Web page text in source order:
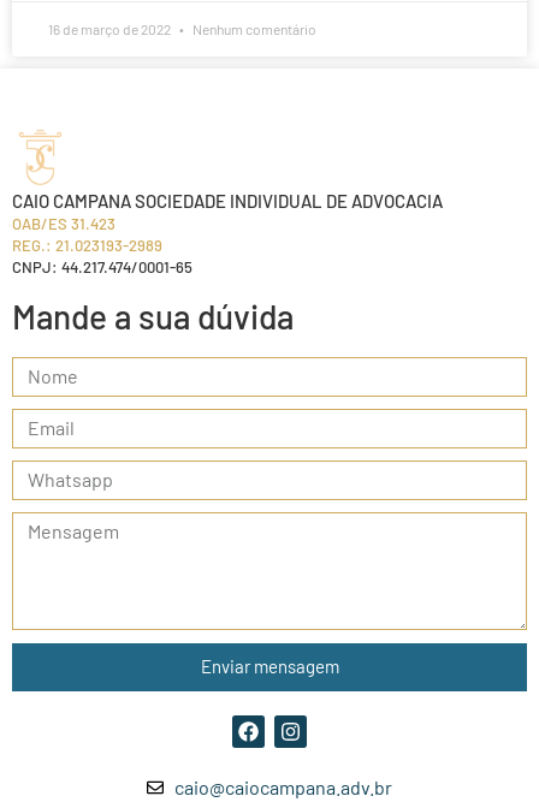
16 de março de 2022 Nenhum comentário
Mande a sua dúvida
Enviar mensagem
CAIO CAMPANA SOCIEDADE INDIVIDUAL DE ADVOCACIA
OAB/ES 31.423
REG.: 21.023193-2989
CNPJ: 44.217.474/0001-65
caio@caiocampana.adv.br